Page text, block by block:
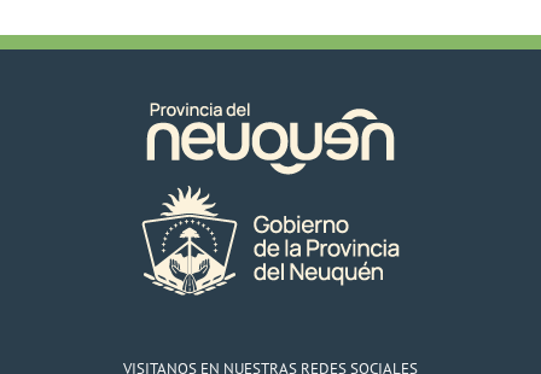
VISITANOS EN NUESTRAS REDES SOCIALES